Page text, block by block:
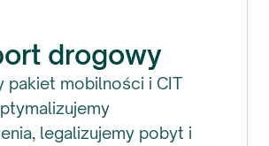
drogowy
pakiet mobilności i CIT
legalizujemy pobyt i